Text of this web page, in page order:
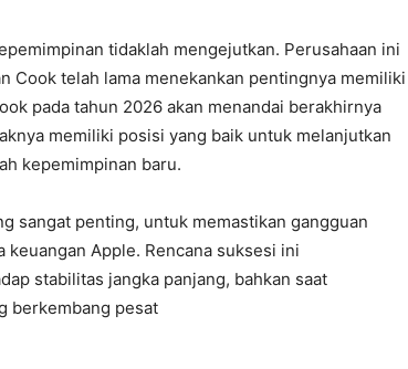
tidaklah mengejutkan. Perusahaan ini
Cook telah lama menekankan pentingnya memiliki
pada tahun 2026 akan menandai berakhirnya
memiliki posisi yang baik untuk melanjutkan
kepemimpinan baru.
sangat penting, untuk memastikan gangguan
Apple. Rencana suksesi ini
stabilitas jangka panjang, bahkan saat
berkembang pesat